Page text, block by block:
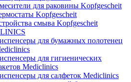
для раковины Kopfgescheit
Kopfgescheit
смыва Kopfgescheit
для бумажных полотенец
для гигиенических
Mediclinics
для салфеток Mediclinics